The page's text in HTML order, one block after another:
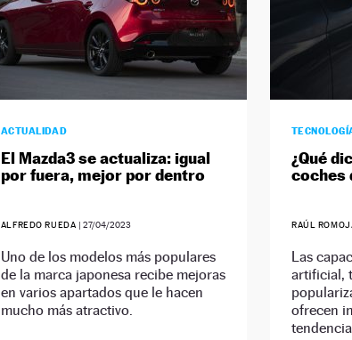
ACTUALIDAD
El Mazda3 se actualiza: igual
por fuera, mejor por dentro
ALFREDO RUEDA | 27/04/2023
Uno de los modelos más populares
de la marca japonesa recibe mejoras
en varios apartados que le hacen
mucho más atractivo.
¿Qué
coches
RAÚL
Las
artificial,
ofrecen